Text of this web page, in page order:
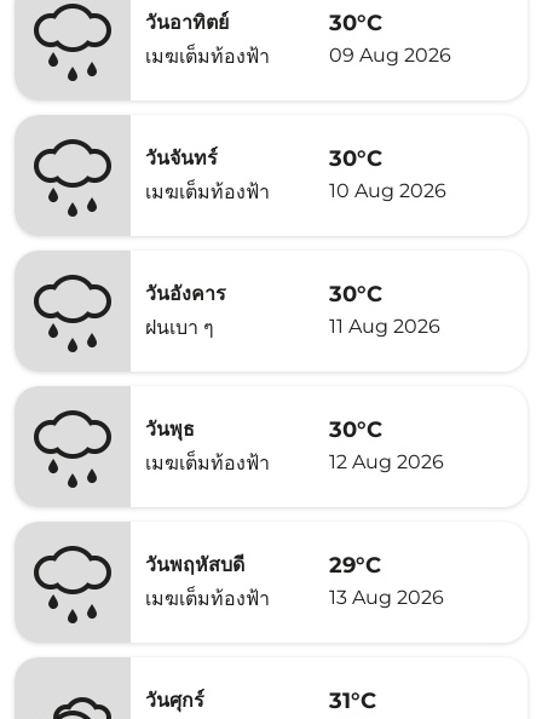
วันอาทิตย์
เมฆเต็มท้องฟ้า
30°C
09 Aug 2026
วันจันทร์
เมฆเต็มท้องฟ้า
30°C
10 Aug 2026
วันอังคาร
ฝนเบา ๆ
30°C
11 Aug 2026
วันพุธ
เมฆเต็มท้องฟ้า
30°C
12 Aug 2026
วันพฤหัสบดี
เมฆเต็มท้องฟ้า
29°C
13 Aug 2026
วันศุกร์
31°C